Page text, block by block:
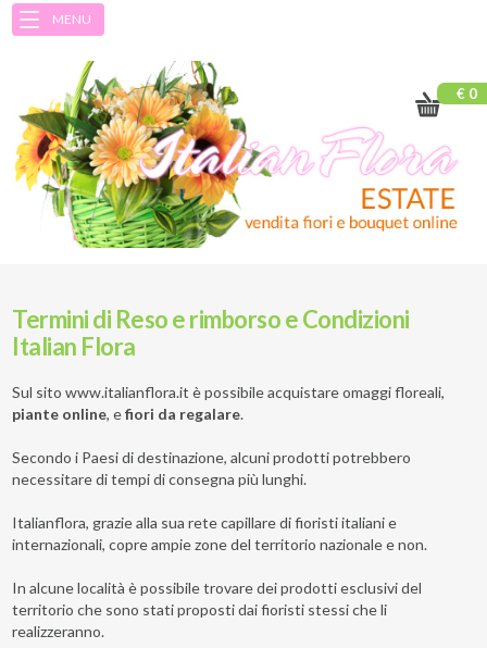
MENU
€ 0
Termini di Reso e rimborso e Condizioni
Italian Flora
Sul sito www.italianflora.it è possibile acquistare omaggi floreali,
piante online, efiori da regalare.
Secondo i Paesi di destinazione, alcuni prodotti potrebbero
necessitare di tempi di consegna più lunghi.
Italianflora, grazie alla sua rete capillare di fioristi italiani e
internazionali, copre ampie zone del territorio nazionale e non.
In alcune località è possibile trovare dei prodotti esclusivi del
territorio che sono stati proposti dai fioristi stessi che li
realizzeranno.